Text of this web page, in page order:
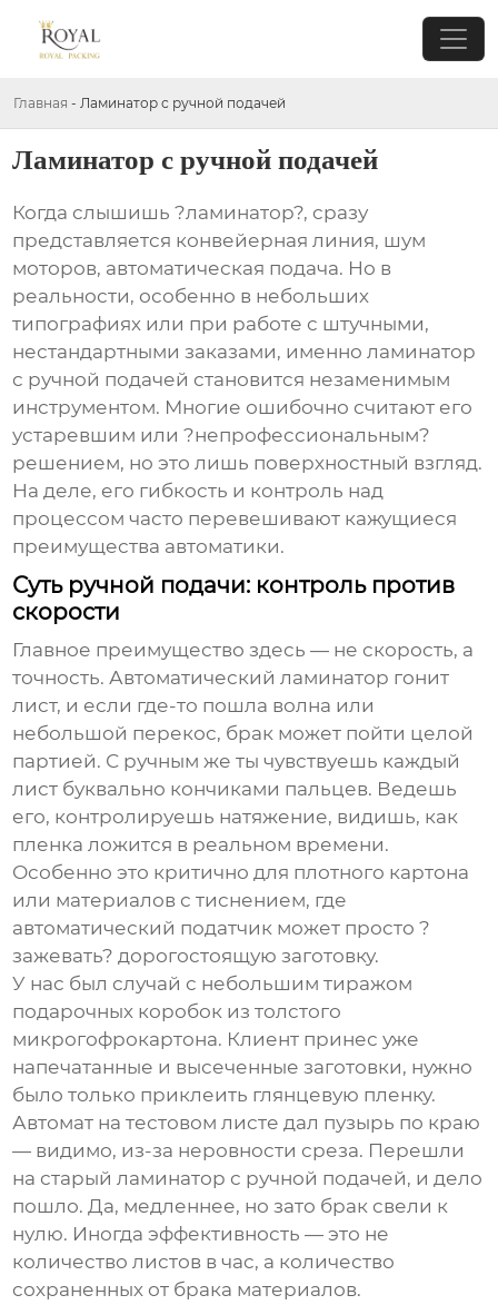
Главная - Ламинатор с ручной подачей
Ламинатор с ручной подачей
Когда слышишь ?ламинатор?, сразу
представляется конвейерная линия, шум
моторов, автоматическая подача. Но в
реальности, особенно в небольших
типографиях или при работе с штучными,
нестандартными заказами, именноламинатор
с ручной подачей становится незаменимым
инструментом. Многие ошибочно считают его
устаревшим или ?непрофессиональным?
решением, но это лишь поверхностный взгляд.
На деле, его гибкость и контроль над
процессом часто перевешивают кажущиеся
преимущества автоматики.
Суть ручной подачи: контроль против
скорости
Главное преимущество здесь — не скорость, а
точность. Автоматический ламинатор гонит
лист, и если где-то пошла волна или
небольшой перекос, брак может пойти целой
партией. С ручным же ты чувствуешь каждый
лист буквально кончиками пальцев. Ведешь
его, контролируешь натяжение, видишь, как
пленка ложится в реальном времени.
Особенно это критично для плотного картона
или материалов с тиснением, где
автоматический податчик может просто ?
зажевать? дорогостоящую заготовку.
У нас был случай с небольшим тиражом
подарочных коробок из толстого
микрогофрокартона. Клиент принес уже
напечатанные и высеченные заготовки, нужно
было только приклеить глянцевую пленку.
Автомат на тестовом листе дал пузырь по краю
— видимо, из-за неровности среза. Перешли
на старыйламинатор с ручной подачей, и дело
пошло. Да, медленнее, но зато брак свели к
нулю. Иногда эффективность — это не
количество листов в час, а количество
сохраненных от брака материалов.